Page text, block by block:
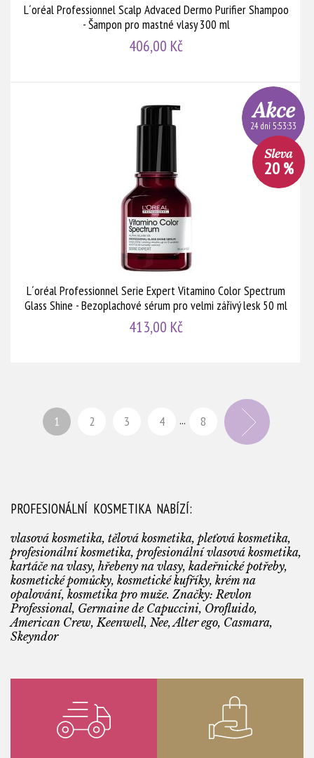
L´oréal Professionnel Scalp Advaced Dermo Purifier Shampoo
- Šampon pro mastné vlasy 300 ml
406,00 Kč
L´oréal Professionnel Serie Expert Vitamino Color Spectrum
Glass Shine - Bezoplachové sérum pro velmi zářivý lesk 50 ml
413,00 Kč
24 dní 5:53:31
20 %
1 2 3 4 ... 8
PROFESIONÁLNÍ KOSMETIKA NABÍZÍ:
vlasová kosmetika, tělová kosmetika, pleťová kosmetika,
profesionální kosmetika, profesionální vlasová kosmetika,
kartáče na vlasy, hřebeny na vlasy, kadeřnické potřeby,
kosmetické pomůcky, kosmetické kufříky, krém na
opalování, kosmetika pro muže. Značky: Revlon
Professional, Germaine de Capuccini, Orofluido,
American Crew, Keenwell, Nee, Alter ego, Casmara,
Skeyndor